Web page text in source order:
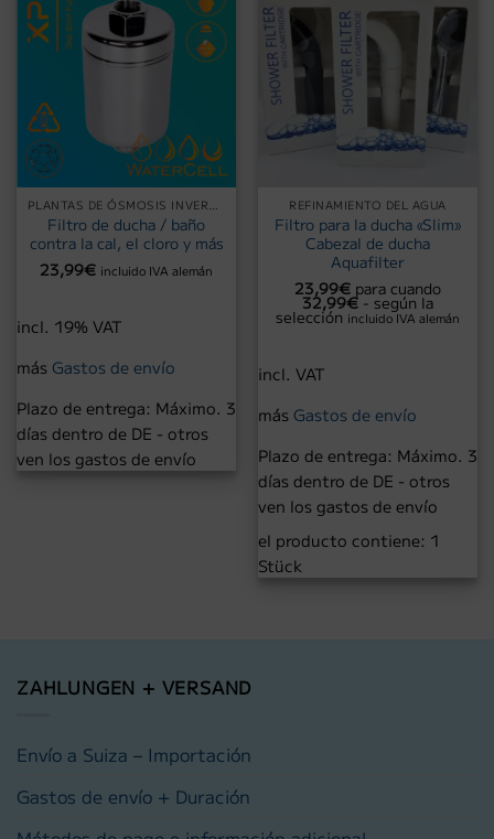
PLANTAS DE ÓSMOSIS INVERSA - FILTRO DE AGUA
Filtro de ducha / baño
contra la cal, el cloro y más
23,99€ incluido IVA alemán
incl. 19% VAT
más Gastos de envío
Plazo de entrega: Máximo. 3
días dentro de DE - otros
ven los gastos de envío
REFINAMIENTO DEL AGUA
Filtro para la ducha «Slim»
Cabezal de ducha
Aquafilter
23,99€ para cuando
32,99€- según la
selección incluido IVA alemán
incl. VAT
más Gastos de envío
Plazo de entrega: Máximo. 3
días dentro de DE - otros
ven los gastos de envío
el producto contiene: 1
Stück
ZAHLUNGEN + VERSAND
Envío a Suiza – Importación
Gastos de envío + Duración